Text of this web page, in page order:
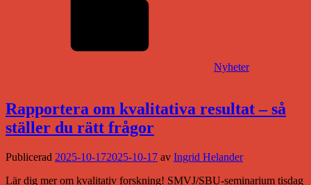
Nyheter
Rapportera om kvalitativa resultat – så
ställer du rätt frågor
Publicerad 2025-10-172025-10-17 av Ingrid Helander
Lär dig mer om kvalitativ forskning! SMVJ/SBU-seminarium tisdag